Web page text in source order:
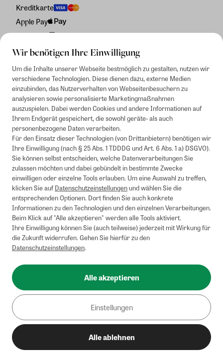
Wir benötigen Ihre Einwilligung
Um die Inhalte unserer Webseite bestmöglich zu gestalten, nutzen wir
verschiedene Technologien. Diese dienen dazu, externe Medien
einzubinden, das Nutzerverhalten von Webseitenbesuchern zu
analysieren sowie personalisierte Marketingmaßnahmen
auszuspielen. Dabei werden Cookies und andere Informationen auf
Ihrem Endgerät gespeichert, die sowohl geräte- als auch
personenbezogene Daten verarbeiten.
Für den Einsatz dieser Technologien (von Drittanbietern) benötigen wir
Ihre Einwilligung (nach § 25 Abs. 1 TDDDG und Art. 6 Abs. 1 a) DSGVO).
Sie können selbst entscheiden, welche Datenverarbeitungen Sie
zulassen möchten und dabei gebündelt in bestimmte Zwecke
einwilligen oder einzelne Tools erlauben. Um eine Auswahl zu treffen,
klicken Sie aufDatenschutzeinstellungenund wählen Sie die
entsprechenden Optionen. Dort finden Sie auch konkrete
Informationen zu den Technologien und den einzelnen Verarbeitungen.
Beim Klick auf "Alle akzeptieren" werden alle Tools aktiviert.
Ihre Einwilligung können Sie (auch teilweise) jederzeit mit Wirkung für
die Zukunft widerrufen. Gehen Sie hierfür zu den
Datenschutzeinstellungen.
Alle akzeptieren
Einstellungen
Alle ablehnen
Kreditkarte
Apple Pay
Rechnung